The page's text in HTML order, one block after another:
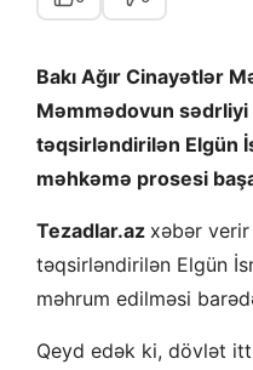
Bakı Ağır Cinayətlər
Məmmədovun sədrliyi
təqsirləndirilən Elgün
məhkəmə prosesi
Tezadlar.az xəbər
təqsirləndirilən Elgün
məhrum edilməsi
Qeyd edək ki, dövlət